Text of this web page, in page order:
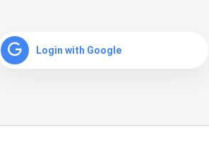
Login with Google